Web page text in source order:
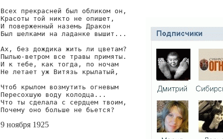
Всех прекрасней был обликом он,
Красоты той никто не опишет,
И поверженный наземь Дракон
Был шелками на ладанке вышит...
Ах, без дождика жить ли цветам?
Пылью-ветром все травы примяты.
И к тебе, как тогда, по ночам
Не летает уж Витязь крылатый,
Чтоб крылом возмутить огневым
Пересохшую воду колодца...
Что ты сделала с сердцем твоим,
Почему оно больше не бьется?
9 ноября 1925